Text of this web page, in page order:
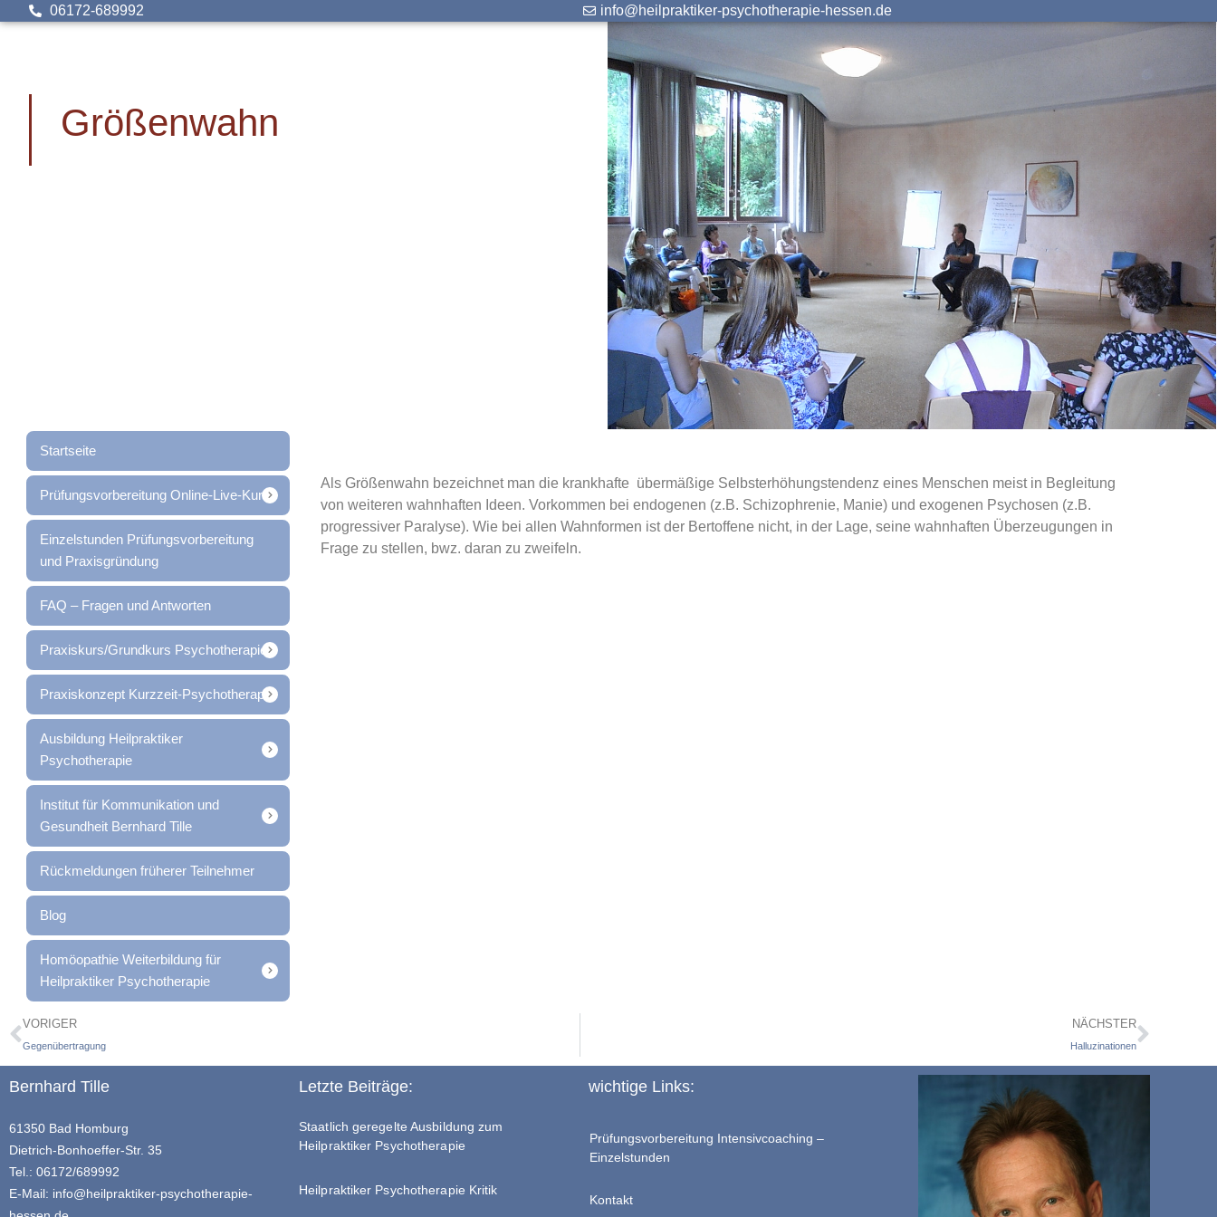
06172-689992 info@heilpraktiker-psychotherapie-hessen.de
Größenwahn
Startseite
Prüfungsvorbereitung Online-Live-Kurs
Einzelstunden Prüfungsvorbereitung
und Praxisgründung
FAQ – Fragen und Antworten
Praxiskurs/Grundkurs Psychotherapie
Praxiskonzept Kurzzeit-Psychotherapie
Ausbildung Heilpraktiker
Psychotherapie
Institut für Kommunikation und
Gesundheit Bernhard Tille
Rückmeldungen früherer Teilnehmer
Blog
Homöopathie Weiterbildung für
Heilpraktiker Psychotherapie
Als Größenwahn bezeichnet man die krankhafte übermäßige Selbsterhöhungstendenz eines Menschen meist in Begleitung
vonweiteren wahnhaften Ideen. Vorkommen bei endogenen (z.B. Schizophrenie, Manie) und exogenen Psychosen (z.B.
progressiver Paralyse). Wie bei allen Wahnformen ist der Bertoffene nicht, in der Lage, seine wahnhaften Überzeugungen in
Frage zu stellen, bwz. daran zu zweifeln.
VORIGER
Gegenübertragung
NÄCHSTER
Halluzinationen
Bernhard Tille
61350 Bad Homburg
Dietrich-Bonhoeffer-Str. 35
Tel.: 06172/689992
E-Mail: info@heilpraktiker-psychotherapie-
Letzte Beiträge:
Staatlich geregelte Ausbildung zum
Heilpraktiker Psychotherapie
Heilpraktiker Psychotherapie Kritik
wichtige Links:
Prüfungsvorbereitung Intensivcoaching –
Einzelstunden
Kontakt